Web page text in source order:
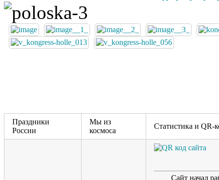
Праздники
России
Мы из
космоса
Статистика и QR-
Сайт начал